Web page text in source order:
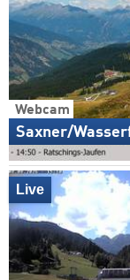
Webcam
Saxner/
Live